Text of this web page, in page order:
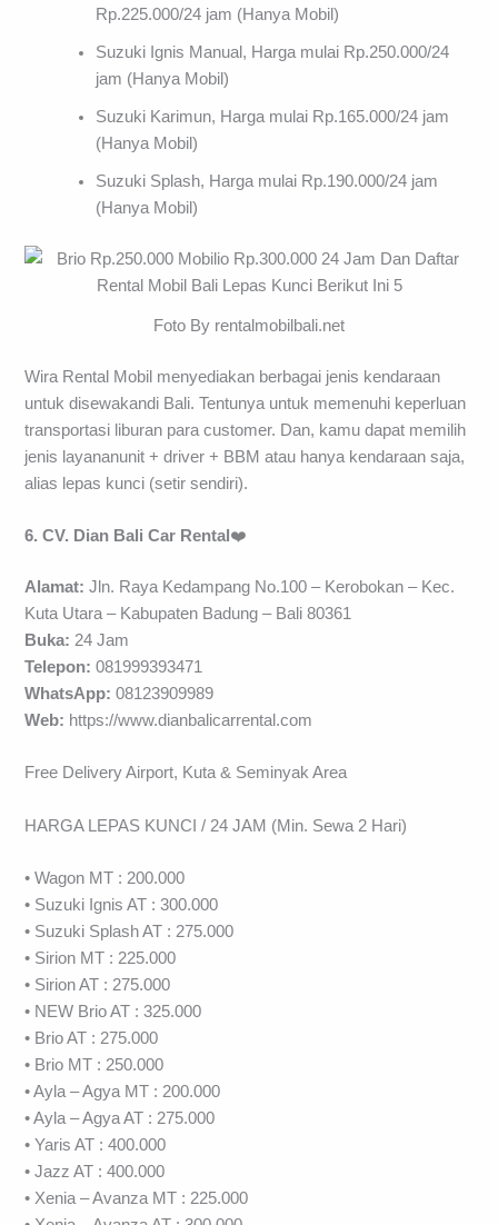
Rp.225.000/24 jam (Hanya Mobil)
Suzuki Ignis Manual, Harga mulai Rp.250.000/24
jam (Hanya Mobil)
Suzuki Karimun, Harga mulai Rp.165.000/24 jam
(Hanya Mobil)
Suzuki Splash, Harga mulai Rp.190.000/24 jam
(Hanya Mobil)
Foto By rentalmobilbali.net
Wira Rental Mobil menyediakan berbagai jenis kendaraan
untuk disewakandi Bali. Tentunya untuk memenuhi keperluan
transportasi liburan para customer. Dan, kamu dapat memilih
jenis layananunit + driver + BBM atau hanya kendaraan saja,
alias lepas kunci (setir sendiri).
6. CV. Dian Bali Car Rental ❤️
Alamat: Jln. Raya Kedampang No.100 – Kerobokan – Kec.
Kuta Utara – Kabupaten Badung – Bali 80361
Buka: 24 Jam
Telepon: 081999393471
WhatsApp: 08123909989
Web: https://www.dianbalicarrental.com
Free Delivery Airport, Kuta & Seminyak Area
HARGA LEPAS KUNCI / 24 JAM (Min. Sewa 2 Hari)
• Wagon MT : 200.000
• Suzuki Ignis AT : 300.000
• Suzuki Splash AT : 275.000
• Sirion MT : 225.000
• Sirion AT : 275.000⠀⠀
• NEW Brio AT : 325.000
• Brio AT : 275.000
• Brio MT : 250.000
• Ayla – Agya MT : 200.000
• Ayla – Agya AT : 275.000
• Yaris AT : 400.000
• Jazz AT : 400.000
• Xenia – Avanza MT : 225.000